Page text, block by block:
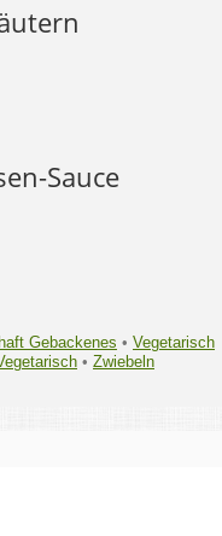
Sauce
Gebackenes • Vegetarisch
• Zwiebeln